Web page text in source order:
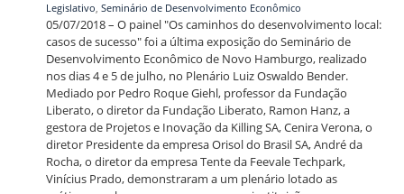
Legislativo, Seminário de Desenvolvimento Econômico
05/07/2018 – O painel "Os caminhos do desenvolvimento local:
casos de sucesso" foi a última exposição do Seminário de
Desenvolvimento Econômico de Novo Hamburgo, realizado
nos dias 4 e 5 de julho, no Plenário Luiz Oswaldo Bender.
Mediado por Pedro Roque Giehl, professor da Fundação
Liberato, o diretor da Fundação Liberato, Ramon Hanz, a
gestora de Projetos e Inovação da Killing SA, Cenira Verona, o
diretor Presidente da empresa Orisol do Brasil SA, André da
Rocha, o diretor da empresa Tente da Feevale Techpark,
Vinícius Prado, demonstraram a um plenário lotado as